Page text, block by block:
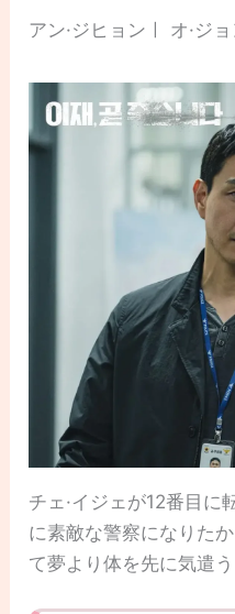
アン·ジヒョンㅣ オ·ジ
チェ·イジェが12番目に
に素敵な警察になりた
て夢より体を先に気遣